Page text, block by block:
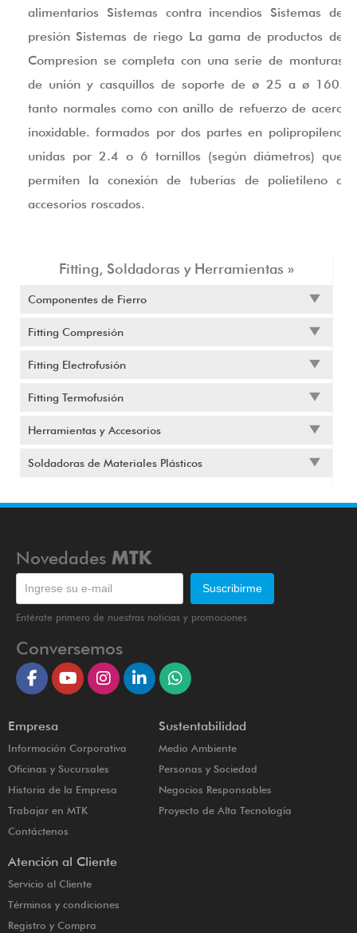
Fitting, Soldadoras y Herramientas »
Componentes de Fierro
Fitting Compresión
Fitting Electrofusión
Fitting Termofusión
Herramientas y Accesorios
Soldadoras de Materiales Plásticos
alimentarios Sistemas contra incendios Sistemas de
presión Sistemas de riego La gama de productos de
Compresion se completa con una serie de monturas
de unión y casquillos de soporte de ø 25 a ø 160.
tanto normales como con anillo de refuerzo de acero
inoxidable. formados por dos partes en polipropileno
unidas por 2.4 o 6 tornillos (según diámetros) que
permiten la conexión de tuberías de polietileno a
accesorios roscados.
Novedades MTK
Entérate primero de nuestras noticias y promociones
Conversemos
Empresa
Información Corporativa
Oficinas y Sucursales
Historia de la Empresa
Trabajar en MTK
Contáctenos
Sustentabilidad
Medio Ambiente
Personas y Sociedad
Negocios Responsables
Proyecto de Alta Tecnología
Atención al Cliente
Servicio al Cliente
Términos y condiciones
Registro y Compra